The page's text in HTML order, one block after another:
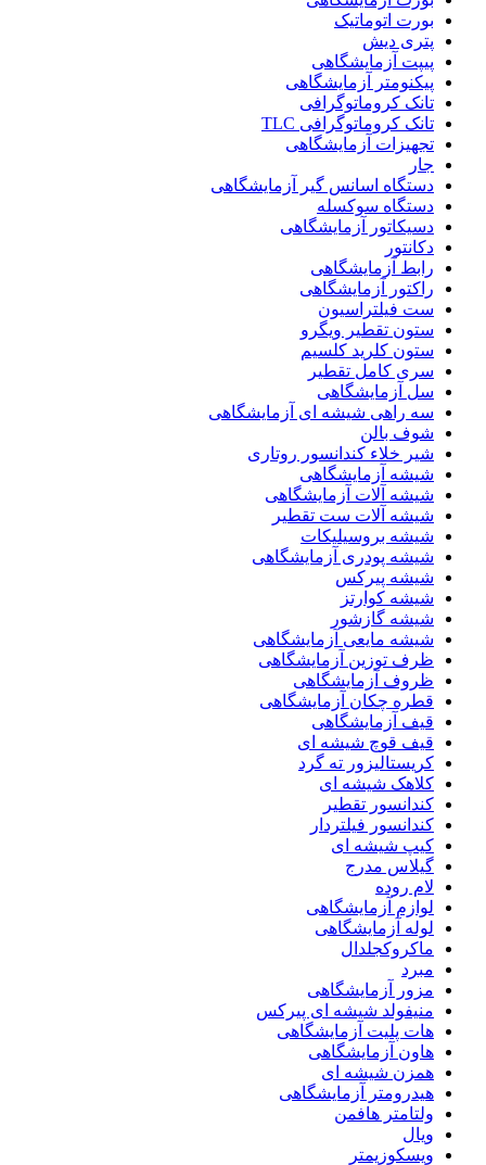
بورت اتوماتیک
پتری دیش
پیپت آزمایشگاهی
پیکنومتر آزمایشگاهی
تانک کروماتوگرافی
تانک کروماتوگرافی TLC
تجهیزات آزمایشگاهی
جار
دستگاه اسانس گیر آزمایشگاهی
دستگاه سوکسله
دسیکاتور آزمایشگاهی
دکانتور
رابط آزمایشگاهی
راکتور آزمایشگاهی
ست فیلتراسیون
ستون تقطیر ویگرو
ستون کلرید کلسیم
سری کامل تقطیر
سل آزمایشگاهی
سه راهی شیشه ای آزمایشگاهی
شوف بالن
شیر خلاء کندانسور روتاری
شیشه آزمایشگاهی
شیشه آلات آزمایشگاهی
شیشه آلات ست تقطیر
شیشه بروسیلیکات
شیشه پودری آزمایشگاهی
شیشه پیرکس
شیشه کوارتز
شیشه گازشور
شیشه مایعی آزمایشگاهی
ظرف توزین آزمایشگاهی
ظروف آزمایشگاهی
قطره چکان آزمایشگاهی
قیف آزمایشگاهی
قیف قوچ شیشه ای
کریستالیزور ته گرد
کلاهک شیشه ای
کندانسور تقطیر
کندانسور فیلتردار
کیپ شیشه ای
گیلاس مدرج
لام روده
لوازم آزمایشگاهی
لوله آزمایشگاهی
ماکروکجلدال
مبرد
مزور آزمایشگاهی
منیفولد شیشه ای پیرکس
هات پلیت آزمایشگاهی
هاون آزمایشگاهی
همزن شیشه ای
هیدرومتر آزمایشگاهی
ولتامتر هافمن
ویال
ویسکوزیمتر